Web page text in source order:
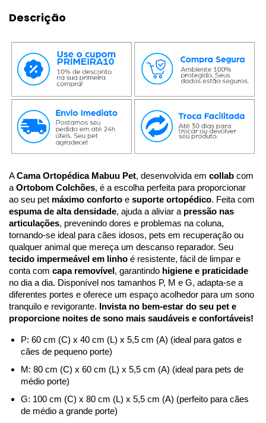
Descrição
A Cama Ortopédica Mabuu Pet, desenvolvida em collab com
a Ortobom Colchões, é a escolha perfeita para proporcionar
ao seu pet máximo conforto e suporte ortopédico
espuma de alta densidade, ajuda a aliviar a pressão nas
articulações, prevenindo dores e problemas na coluna,
tornando-se ideal para cães idosos, pets em recuperação ou
tecido impermeável em linho é resistente, fácil de limpar e
conta com capa removível , garantindo higiene e praticidade
no dia a dia. Disponível nos tamanhos P, M e G, adapta-se a
diferentes portes e oferece um espaço acolhedor para um sono
tranquilo e revigorante.
Invista no bem-estar do seu pet e
proporcione noites de sono mais saudáveis e confortáveis!
P: 60 cm (C) x 40 cm (L) x 5,5 cm (A) (ideal para gatos e
cães de pequeno porte)
M: 80 cm (C) x 60 cm (L) x 5,5 cm (A) (ideal para pets de
médio porte)
G: 100 cm (C) x 80 cm (L) x 5,5 cm (A) (perfeito para cães
de médio a grande porte)